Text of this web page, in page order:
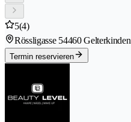
5(4)
Rössligasse 54460 Gelterkinden
Termin reservieren